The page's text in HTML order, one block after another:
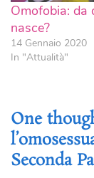
Omofobia: da
nasce?
14 Gennaio 2020
In "Attualità"
One
Seconda